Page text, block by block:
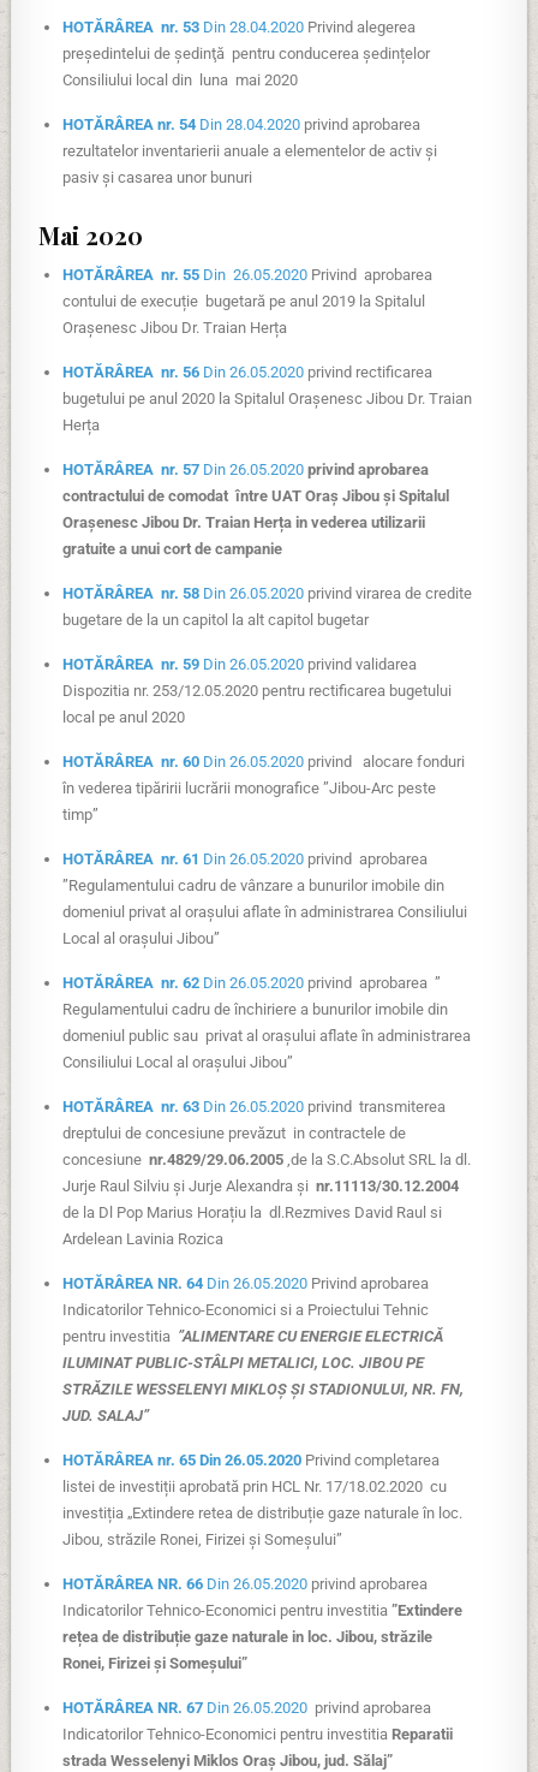
HOTĂRÂREA nr. 53 Din 28.04.2020 Privind alegerea
preşedintelui de şedinţă pentru conducerea ședințelor
Consiliului local din luna mai 2020
HOTĂRÂREA nr. 54 Din 28.04.2020 privind aprobarea
rezultatelor inventarierii anuale a elementelor de activ și
pasiv și casarea unor bunuri
Mai 2020
HOTĂRÂREA nr. 55 Din 26.05.2020 Privind aprobarea
contului de execuție bugetară pe anul 2019 la Spitalul
Orașenesc Jibou Dr. Traian Herța
HOTĂRÂREA nr. 56 Din 26.05.2020 privind rectificarea
bugetului pe anul 2020 la Spitalul Orașenesc Jibou Dr. Traian
Herța
HOTĂRÂREA nr. 57 Din 26.05.2020 privind aprobarea
contractului de comodat între UAT Oraș Jibou și Spitalul
Orașenesc Jibou Dr. Traian Herța in vederea utilizarii
gratuite a unui cort de campanie
HOTĂRÂREA nr. 58 Din 26.05.2020 privind virarea de credite
bugetare de la un capitol la alt capitol bugetar
HOTĂRÂREA nr. 59 Din 26.05.2020 privind validarea
Dispozitia nr. 253/12.05.2020 pentru rectificarea bugetului
local pe anul 2020
HOTĂRÂREA nr. 60 Din 26.05.2020 privind alocare fonduri
în vederea tipăririi lucrării monografice ”Jibou-Arc peste
timp”
HOTĂRÂREA nr. 61 Din 26.05.2020 privind aprobarea
”Regulamentului cadru de vânzare a bunurilor imobile din
domeniul privat al orașului aflate în administrarea Consiliului
Local al orașului Jibou”
HOTĂRÂREA nr. 62 Din 26.05.2020 privind aprobarea ”
Regulamentului cadru de închiriere a bunurilor imobile din
domeniul public sau privat al orașului aflate în administrarea
Consiliului Local al orașului Jibou”
HOTĂRÂREA nr. 63 Din 26.05.2020 privind transmiterea
dreptului de concesiune prevăzut in contractele de
concesiunenr.4829/29.06.2005 ,de la S.C.Absolut SRL la dl.
Jurje Raul Silviu și Jurje Alexandra șinr.11113/30.12.2004
de la Dl Pop Marius Horațiu la dl.Rezmives David Raul si
Ardelean Lavinia Rozica
HOTĂRÂREA NR. 64 Din 26.05.2020 Privind aprobarea
Indicatorilor Tehnico-Economici si a Proiectului Tehnic
pentru investitia ”ALIMENTARE CU ENERGIE ELECTRICĂ
ILUMINAT PUBLIC-STÂLPI METALICI, LOC. JIBOU PE
STRĂZILE WESSELENYI MIKLOȘ ȘI STADIONULUI, NR. FN,
JUD. SALAJ”
HOTĂRÂREA nr. 65Din 26.05.2020 Privind completarea
listei de investiții aprobată prin HCL Nr. 17/18.02.2020 cu
investiția „Extindere retea de distribuție gaze naturale în loc.
Jibou, străzile Ronei, Firizei și Someșului”
HOTĂRÂREA NR. 66 Din 26.05.2020 privind aprobarea
Indicatorilor Tehnico-Economici pentru investitia”Extindere
rețea de distribuție gaze naturale in loc. Jibou, străzile
Ronei, Firizei și Someșului”
HOTĂRÂREA NR. 67 Din 26.05.2020 privind aprobarea
Indicatorilor Tehnico-Economici pentru investitia Reparatii
strada Wesselenyi Miklos Oraș Jibou, jud. Sălaj”